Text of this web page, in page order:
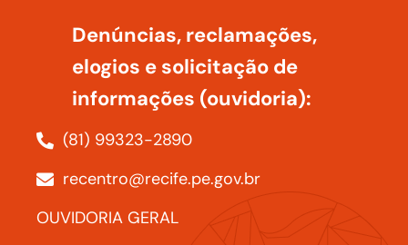
Denúncias, reclamações,
elogios e solicitação de
informações (ouvidoria):
(81) 99323-2890
recentro@recife.pe.gov.br
OUVIDORIA GERAL